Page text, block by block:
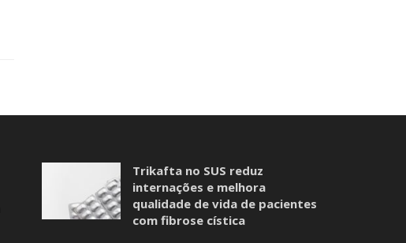
Trikafta no SUS reduz
internações e melhora
qualidade de vida de pacientes
com fibrose cística